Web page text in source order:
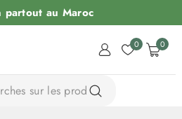
partout au Maroc
0 0